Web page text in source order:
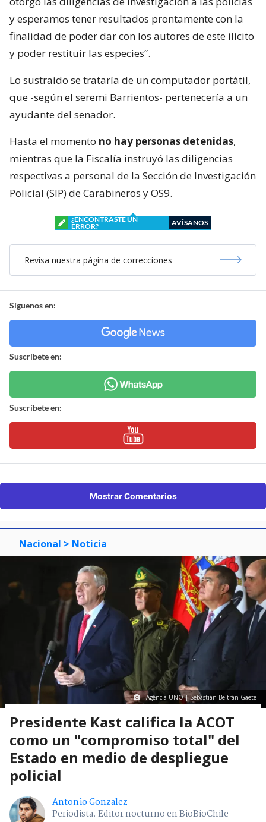
y esperamos tener resultados prontamente con la
finalidad de poder dar con los autores de este ilícito
y poder restituir las especies”.
Lo sustraído se trataría de un computador portátil,
que -según el seremi Barrientos- pertenecería a un
ayudante del senador.
Hasta el momento no hay personas detenidas,
mientras que la Fiscalía instruyó las diligencias
respectivas a personal de la Sección de Investigación
Policial (SIP) de Carabineros y OS9.
¿ENCONTRASTE UN
ERROR?
AVÍSANOS
Revisa nuestra página de correcciones
Síguenos en:
Suscríbete en:
Suscríbete en:
Mostrar Comentarios
Nacional > Noticia
Agencia UNO | Sebastián Beltrán Gaete
Presidente Kast califica la ACOT
como un "compromiso total" del
Estado en medio de despliegue
policial
Antonio Gonzalez
Periodista. Editor nocturno en BioBioChile